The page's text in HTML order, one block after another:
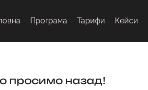
Програма Тарифи Кейси
просимо назад!